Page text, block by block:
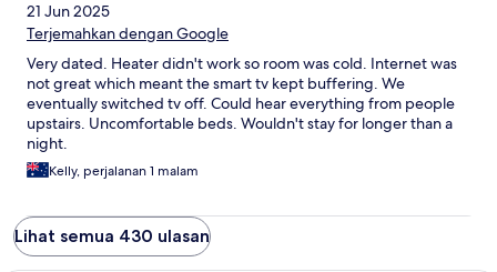
21 Jun 2025
Terjemahkan dengan Google
Very dated. Heater didn't work so room was cold. Internet was
not great which meant the smart tv kept buffering. We
eventually switched tv off. Could hear everything from people
upstairs. Uncomfortable beds. Wouldn't stay for longer than a
night.
Kelly, perjalanan 1 malam
Lihat semua 430 ulasan